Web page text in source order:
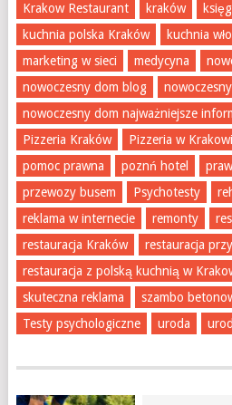
Krakow Restaurant
kraków
kuchnia polska Kraków
kuchnia
marketing w sieci
medycyna
nowoczesny dom blog
nowoczesny dom najważniejsze
Pizzeria Kraków
Pizzeria w
pomoc prawna
poznń hotel
przewozy busem
Psychotesty
reklama w internecie
remonty
restauracja Kraków
restauracja
restauracja z polską kuchnią w
skuteczna reklama
szambo
Testy psychologiczne
uroda